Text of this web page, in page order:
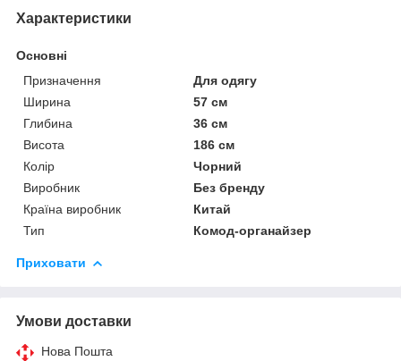
Характеристики
Основні
Призначення
Для одягу
Ширина
57 см
Глибина
36 см
Висота
186 см
Колір
Чорний
Виробник
Без бренду
Країна виробник
Китай
Тип
Комод-органайзер
Приховати
Умови доставки
Нова Пошта